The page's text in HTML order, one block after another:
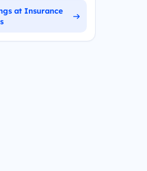
at Insurance